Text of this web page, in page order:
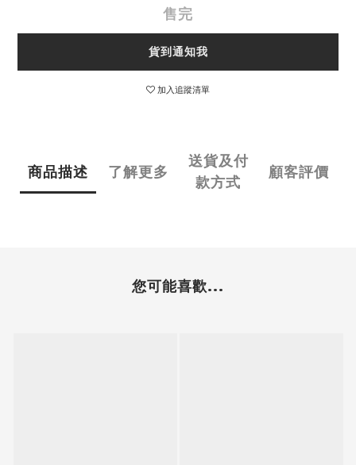
售完
貨到通知我
加入追蹤清單
商品描述 了解更多
送貨及付
款方式
顧客評價
您可能喜歡...